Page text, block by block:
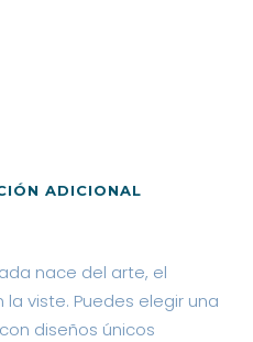
ADICIONAL
nace del arte, el
viste. Puedes elegir una
diseños únicos